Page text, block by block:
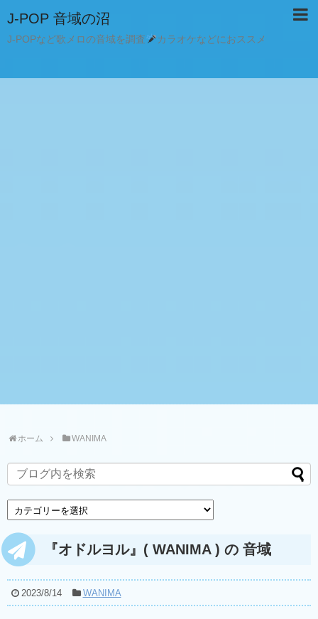
J-POP 音域の沼
J-POPなど歌メロの音域を調査 カラオケなどにおススメ
ホーム WANIMA
『オドルヨル』( WANIMA ) の 音域
2023/8/14 WANIMA